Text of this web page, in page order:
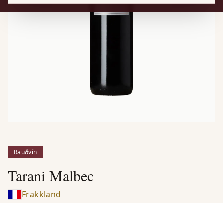
Rauðvín
Tarani Malbec
Frakkland